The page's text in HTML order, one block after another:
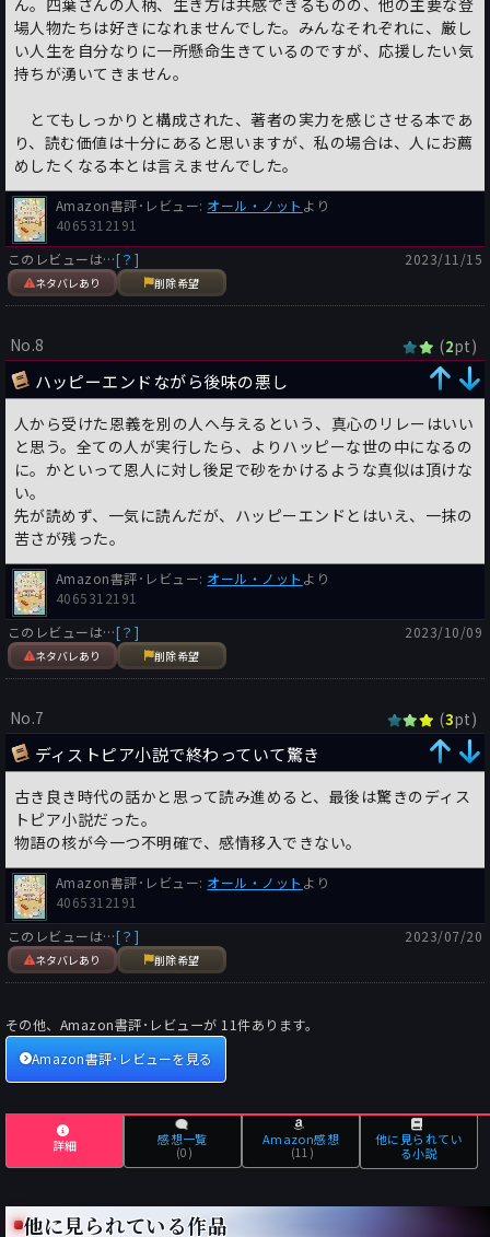
場人物たちは好きになれませんでした。みんなそれぞれに、厳し
い人生を自分なりに一所懸命生きているのですが、応援したい気
持ちが湧いてきません。
とてもしっかりと構成された、著者の実力を感じさせる本であ
り、読む価値は十分にあると思いますが、私の場合は、人にお薦
めしたくなる本とは言えませんでした。
Amazon書評･レビュー: オール・ノット より
4065312191
このレビューは…[？]
ネタバレあり 削除希望
2023/11/15
No.8 (2pt)
ハッピーエンドながら後味の悪し
人から受けた恩義を別の人へ与えるという、真心のリレーはいい
と思う。全ての人が実行したら、よりハッピーな世の中になるの
に。かといって恩人に対し後足で砂をかけるような真似は頂けな
い。
先が読めず、一気に読んだが、ハッピーエンドとはいえ、一抹の
苦さが残った。
Amazon書評･レビュー: オール・ノット より
4065312191
このレビューは…[？]
ネタバレあり 削除希望
2023/10/09
No.7 (3pt)
ディストピア小説で終わっていて驚き
古き良き時代の話かと思って読み進めると、最後は驚きのディス
トピア小説だった。
物語の核が今一つ不明確で、感情移入できない。
Amazon書評･レビュー: オール・ノット より
4065312191
このレビューは…[？]
ネタバレあり 削除希望
2023/07/20
その他、Amazon書評･レビューが11件あります。
Amazon書評･レビューを見る
詳細 感想一覧
(0)
Amazon感想
(11)
他に見られてい
る小説
他に見られている作品